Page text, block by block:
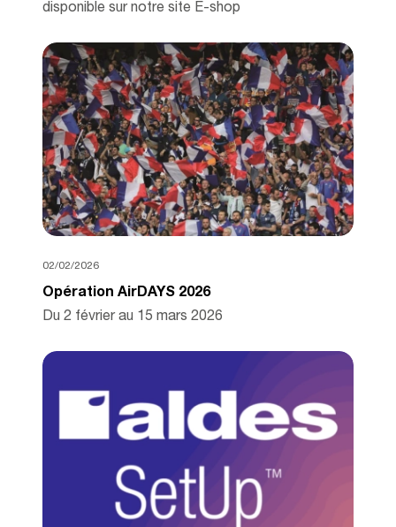
disponible sur notre site E-shop
02/02/2026
Opération AirDAYS 2026
Du 2 février au 15 mars 2026